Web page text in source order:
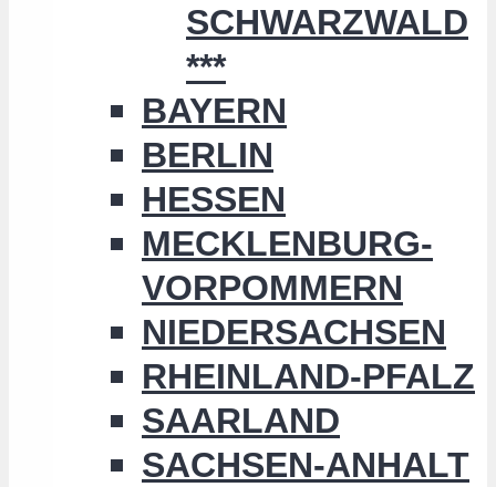
SCHWARZWALD
***
BAYERN
BERLIN
HESSEN
MECKLENBURG-
VORPOMMERN
NIEDERSACHSEN
RHEINLAND-PFALZ
SAARLAND
SACHSEN-ANHALT